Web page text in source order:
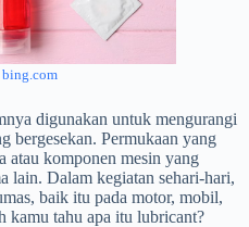
bing.com
digunakan untuk mengurangi
bergesekan. Permukaan yang
atau komponen mesin yang
lain. Dalam kegiatan sehari-hari,
baik itu pada motor, mobil,
kamu tahu apa itu lubricant?